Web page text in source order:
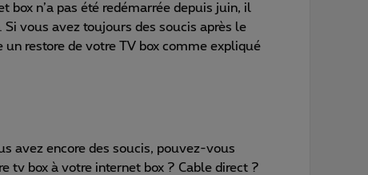
box n’a pas été redémarrée depuis juin, il
vous avez toujours des soucis après le
restore de votre TV box comme expliqué
avez encore des soucis, pouvez-vous
tv box à votre internet box ? Cable direct ?